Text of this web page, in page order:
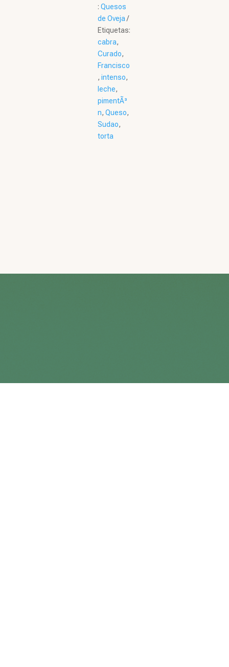
:Quesos
de Oveja
Etiquetas:
cabra,
Curado,
Francisco
,intenso,
leche,
pimentÃ³
n,Queso,
Sudao,
torta